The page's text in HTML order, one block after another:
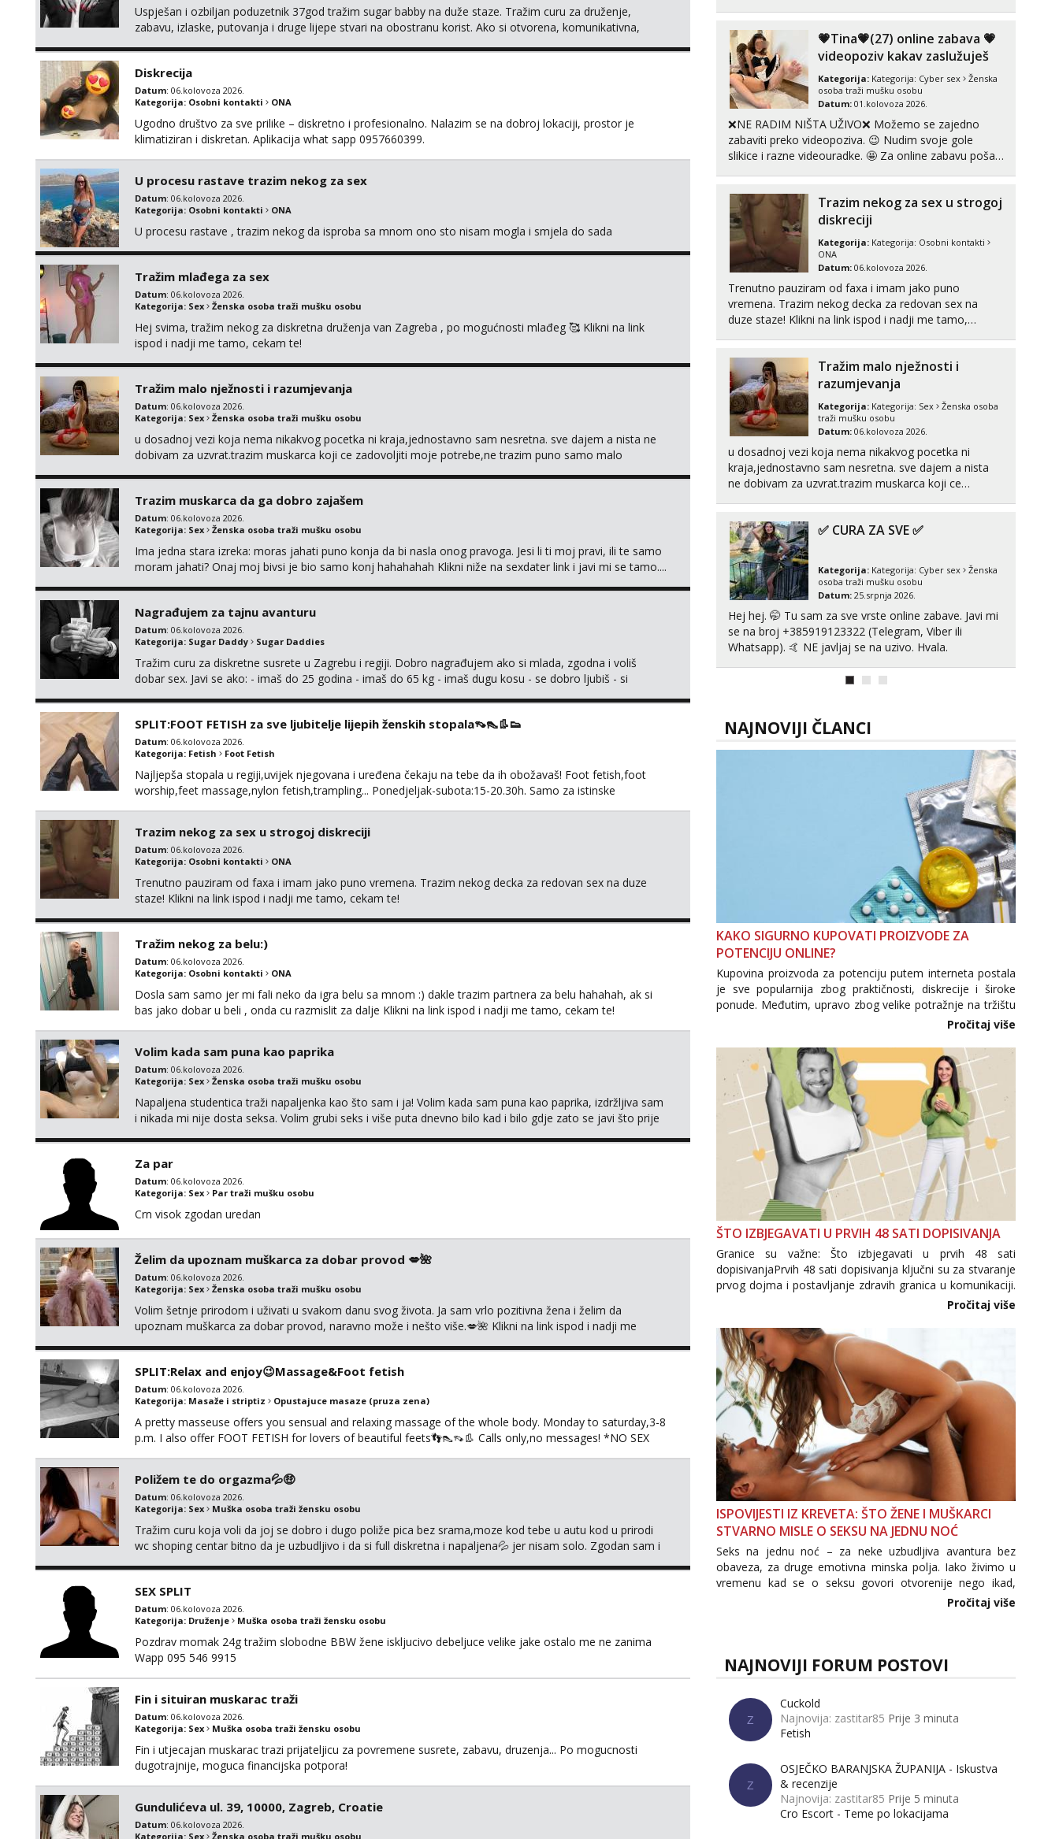
Uspješan i ozbiljan poduzetnik 37god tražim sugar babby na duže staze. Tražim curu za druženje,
zabavu, izlaske, putovanja i druge lijepe stvari na obostranu korist. Ako si otvorena, komunikativna,
Diskrecija
Datum: 06.kolovoza 2026.
Kategorija: Osobni kontakti ONA
Ugodno društvo za sve prilike – diskretno i profesionalno. Nalazim se na dobroj lokaciji, prostor je
klimatiziran i diskretan. Aplikacija what sapp 0957660399.
U procesu rastave trazim nekog za sex
Datum: 06.kolovoza 2026.
Kategorija: Osobni kontakti ONA
U procesu rastave , trazim nekog da isproba sa mnom ono sto nisam mogla i smjela do sada
Tražim mlađega za sex
Datum: 06.kolovoza 2026.
Kategorija: Sex Ženska osoba traži mušku osobu
Hej svima, tražim nekog za diskretna druženja van Zagreba , po mogućnosti mlađeg 🥰 Klikni na link
ispod i nadji me tamo, cekam te!
Tražim malo nježnosti i razumjevanja
Datum: 06.kolovoza 2026.
Kategorija: Sex Ženska osoba traži mušku osobu
u dosadnoj vezi koja nema nikakvog pocetka ni kraja,jednostavno sam nesretna. sve dajem a nista ne
dobivam za uzvrat.trazim muskarca koji ce zadovoljiti moje potrebe,ne trazim puno samo malo
Trazim muskarca da ga dobro zajašem
Datum: 06.kolovoza 2026.
Kategorija: Sex Ženska osoba traži mušku osobu
Ima jedna stara izreka: moras jahati puno konja da bi nasla onog pravoga. Jesi li ti moj pravi, ili te samo
moram jahati? Onaj moj bivsi je bio samo konj hahahahah Klikni niže na sexdater link i javi mi se tamo....
Nagrađujem za tajnu avanturu
Datum: 06.kolovoza 2026.
Kategorija: Sugar Daddy Sugar Daddies
Tražim curu za diskretne susrete u Zagrebu i regiji. Dobro nagrađujem ako si mlada, zgodna i voliš
dobar sex. Javi se ako: - imaš do 25 godina - imaš do 65 kg - imaš dugu kosu - se dobro ljubiš - si
SPLIT:FOOT FETISH za sve ljubitelje lijepih ženskih stopala👡👠👢👟
Datum: 06.kolovoza 2026.
Kategorija: Fetish Foot Fetish
Najljepša stopala u regiji,uvijek njegovana i uređena čekaju na tebe da ih obožavaš! Foot fetish,foot
worship,feet massage,nylon fetish,trampling... Ponedjeljak-subota:15-20.30h. Samo za istinske
Trazim nekog za sex u strogoj diskreciji
Datum: 06.kolovoza 2026.
Kategorija: Osobni kontakti ONA
Trenutno pauziram od faxa i imam jako puno vremena. Trazim nekog decka za redovan sex na duze
staze! Klikni na link ispod i nadji me tamo, cekam te!
Tražim nekog za belu:)
Datum: 06.kolovoza 2026.
Kategorija: Osobni kontakti ONA
Dosla sam samo jer mi fali neko da igra belu sa mnom :) dakle trazim partnera za belu hahahah, ak si
bas jako dobar u beli , onda cu razmislit za dalje Klikni na link ispod i nadji me tamo, cekam te!
Volim kada sam puna kao paprika
Datum: 06.kolovoza 2026.
Kategorija: Sex Ženska osoba traži mušku osobu
Napaljena studentica traži napaljenka kao što sam i ja! Volim kada sam puna kao paprika, izdržljiva sam
i nikada mi nije dosta seksa. Volim grubi seks i više puta dnevno bilo kad i bilo gdje zato se javi što prije
Za par
Datum: 06.kolovoza 2026.
Kategorija: Sex Par traži mušku osobu
Crn visok zgodan uredan
Želim da upoznam muškarca za dobar provod 💋🌺
Datum: 06.kolovoza 2026.
Kategorija: Sex Ženska osoba traži mušku osobu
Volim šetnje prirodom i uživati u svakom danu svog života. Ja sam vrlo pozitivna žena i želim da
upoznam muškarca za dobar provod, naravno može i nešto više.💋🌺 Klikni na link ispod i nadji me
SPLIT:Relax and enjoy😉Massage&Foot fetish
Datum: 06.kolovoza 2026.
Kategorija: Masaže i striptiz Opustajuce masaze (pruza zena)
A pretty masseuse offers you sensual and relaxing massage of the whole body. Monday to saturday,3-8
p.m. I also offer FOOT FETISH for lovers of beautiful feets👣👠👡👢 Calls only,no messages! *NO SEX
Poližem te do orgazma💦🤑
Datum: 06.kolovoza 2026.
Kategorija: Sex Muška osoba traži žensku osobu
Tražim curu koja voli da joj se dobro i dugo poliže pica bez srama,moze kod tebe u autu kod u prirodi
wc shoping centar bitno da je uzbudljivo i da si full diskretna i napaljena💦 jer nisam solo. Zgodan sam i
SEX SPLIT
Datum: 06.kolovoza 2026.
Kategorija: Druženje Muška osoba traži žensku osobu
Pozdrav momak 24g tražim slobodne BBW žene iskljucivo debeljuce velike jake ostalo me ne zanima
Wapp 095 546 9915
Fin i situiran muskarac traži
Datum: 06.kolovoza 2026.
Kategorija: Sex Muška osoba traži žensku osobu
Fin i utjecajan muskarac trazi prijateljicu za povremene susrete, zabavu, druzenja... Po mogucnosti
dugotrajnije, moguca financijska potpora!
Gundulićeva ul. 39, 10000, Zagreb, Croatie
Datum: 06.kolovoza 2026.
Kategorija: Sex Ženska osoba traži mušku osobu
Čekam tvoj poziv!
064/677-677- Kod: #142
tel:0,93€ - mob:1,12€ min
Mira
Čekam tvoj poziv!
Tel:064/677-677- Kod: #72
tel:0,93€ - mob:1,12€ min
Razgovaram :)
Tel: 064/677-677- Kod: #69
tel:0,93€ - mob:1,12€ min
Maja
Razgovaram :)
Tel:064/677-677- Kod: #04
tel:0,93€ - mob:1,12€ min
Obavijesti me kada se oslobodi
Kristina
Razgovaram :)
Učiteljica iz predgrađa traži...
Tel: 064/677-677 - Kod: #160
tel:0,93€ - mob:1,12€ min
Obavijesti me kada se oslobodi
Razgovaram :)
tel:0,93€ - mob:1,12€ min
Vanesa
Čekam tvoj poziv!
- Kod: #74
tel:0,93€ - mob:1,12€ min
Anita
Čekam tvoj poziv!
Zara
Razgovaram :)
Obavijesti me kada se oslobodi
- Kod: #142
tel:0,93€ - mob:1,12€ min
Čekam tvoj poziv!
Tel: 064/677-677
tel:0,93€ - mob:1,12€ min
💗Tina💗(27) online zabava 💗
videopoziv kakav zaslužuješ
Kategorija: Kategorija: Cyber sex
Ženska
osoba traži mušku osobu
Datum: 01.kolovoza 2026.
❌NE RADIM NIŠTA UŽIVO❌ Možemo se zajedno
zabaviti preko videopoziva. 😉 Nudim svoje gole
slikice i razne videouradke. 🤩 Za online zabavu pošalji
vidjeti na videopozivu. 😉 S vama sam vec 5 ...
Trazim nekog za sex u strogoj
diskreciji
Kategorija: Kategorija: Osobni kontakti
ONA
Datum: 06.kolovoza 2026.
Trenutno pauziram od faxa i imam jako puno
vremena. Trazim nekog decka za redovan sex na
duze staze! Klikni na link ispod i nadji me tamo,
Tražim malo nježnosti i
razumjevanja
Kategorija: Kategorija: Sex
Ženska osoba
traži mušku osobu
Datum: 06.kolovoza 2026.
u dosadnoj vezi koja nema nikakvog pocetka ni
kraja,jednostavno sam nesretna. sve dajem a nista
ne dobivam za uzvrat.trazim muskarca koji ce
poljupce po tijelu koji me jako pale,obozavam kad
muskar...
✅ CURA ZA SVE ✅
Kategorija: Kategorija: Cyber sex
Ženska
osoba traži mušku osobu
Datum: 25.srpnja 2026.
Hej hej. 🤭 Tu sam za sve vrste online zabave. Javi mi
se na broj +385919123322 (Telegram, Viber ili
Whatsapp). 🤙 NE javljaj se na uzivo. Hvala.
NAJNOVIJI ČLANCI
KAKO SIGURNO KUPOVATI PROIZVODE ZA
POTENCIJU ONLINE?
Kupovina proizvoda za potenciju putem interneta postala
je sve popularnija zbog praktičnosti, diskrecije i široke
ponude. Međutim, upravo zbog velike potražnje na tržištu
se pojavljuju i brojni krivotvoreni proizvodi, nepouzdane
internetske trgovine te proizvodi nepoznatog podrijetla. ...
Pročitaj više
ŠTO IZBJEGAVATI U PRVIH 48 SATI DOPISIVANJA
Granice su važne: Što izbjegavati u prvih 48 sati
dopisivanjaPrvih 48 sati dopisivanja ključni su za stvaranje
prvog dojma i postavljanje zdravih granica u komunikaciji.
Važno je izbjeći prebrzo otkrivanje osobnih ili intimnih
informacija, jer nepoznata osoba još nije zaslužila to
povjerenje. Takođe...
Pročitaj više
ISPOVIJESTI IZ KREVETA: ŠTO ŽENE I MUŠKARCI
STVARNO MISLE O SEKSU NA JEDNU NOĆ
Seks na jednu noć – za neke uzbudljiva avantura bez
obaveza, za druge emotivna minska polja. Iako živimo u
vremenu kad se o seksu govori otvorenije nego ikad,
tema „jedne noći strasti“ i dalje izaziva burne rasprave. Što
Pročitaj više
NAJNOVIJI FORUM POSTOVI
Z
Cuckold
Najnovija: zastitar85 Prije 3 minuta
Fetish
Z
OSJEČKO BARANJSKA ŽUPANIJA - Iskustva
& recenzije
Najnovija: zastitar85 Prije 5 minuta
Cro Escort - Teme po lokacijama